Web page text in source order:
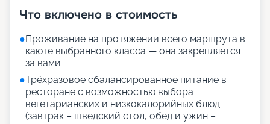
Что включено в стоимость
●Проживание на протяжении всего маршрута в
каюте выбранного класса — она закрепляется
за вами
●Трёхразовое сбалансированное питание в
ресторане с возможностью выбора
вегетарианских и низкокалорийных блюд
(завтрак – шведский стол, обед и ужин –